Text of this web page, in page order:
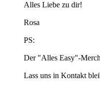
Alles Liebe zu dir!
Rosa
PS:
Der "Alles Easy"-
Lass uns in Kontakt